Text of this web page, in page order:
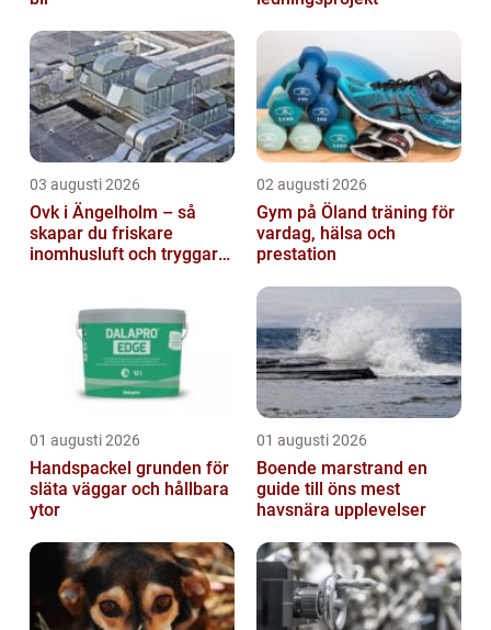
03 augusti 2026
Ovk i Ängelholm – så
skapar du friskare
inomhusluft och tryggare
02 augusti 2026
Gym på Öland träning för
vardag, hälsa och
prestation
01 augusti 2026
Handspackel grunden för
släta väggar och hållbara
ytor
01 augusti 2026
Boende marstrand en
guide till öns mest
havsnära upplevelser